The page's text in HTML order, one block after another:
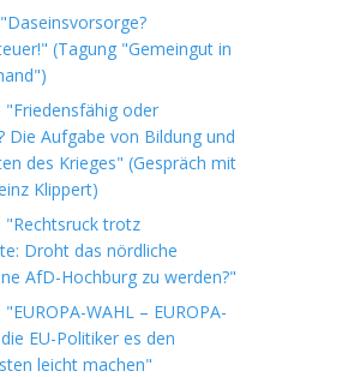
(Tagung "Gemeingut in
"Friedensfähig oder
Die Aufgabe von Bildung und
des Krieges" (Gespräch mit
Klippert)
"Rechtsruck trotz
Droht das nördliche
AfD-Hochburg zu werden?"
"EUROPA-WAHL – EUROPA-
EU-Politiker es den
leicht machen"